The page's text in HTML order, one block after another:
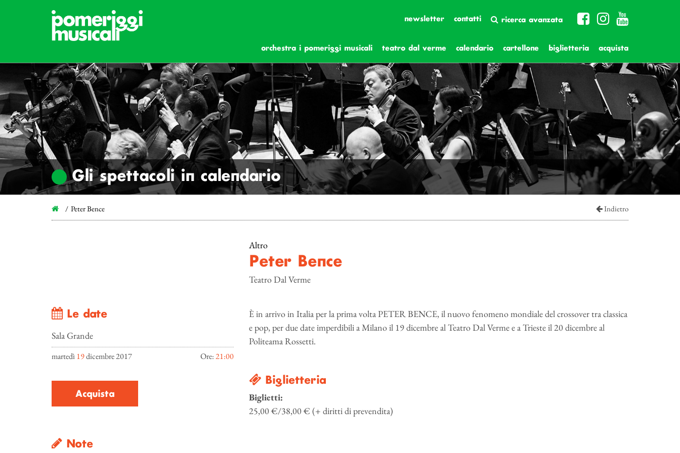
newsletter contatti ricerca avanzata
orchestra i pomeriggi musicali teatro dal verme calendario cartellone biglietteria acquista
Gli spettacoli in calendario
Peter Bence Indietro
Le date
Sala Grande
martedì19dicembre 2017 Ore:21:00
Acquista
Note
Altro
Peter Bence
Teatro Dal Verme
È in arrivo in Italia per la prima volta PETER BENCE, il nuovo fenomeno mondiale del crossover tra classica
e pop, per due date imperdibili a Milano il 19 dicembre al Teatro Dal Verme e a Trieste il 20 dicembre al
Politeama Rossetti.
Biglietteria
Biglietti:
25,00 €/38,00 € (+ diritti di prevendita)